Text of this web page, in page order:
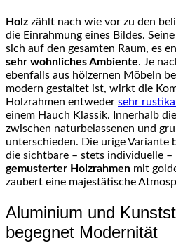
Holz zählt nach wie vor zu den
die Einrahmung eines Bildes. Seine
sich auf den gesamten Raum, es
sehr wohnliches Ambiente. Je
ebenfalls aus hölzernen Möbeln
modern gestaltet ist, wirkt die
Holzrahmen entweder sehr rustikal
einem Hauch Klassik. Innerhalb
zwischen naturbelassenen und
unterschieden. Die urige Variante
die sichtbare – stets individuelle –
gemusterter Holzrahmen mit
zaubert eine majestätische
Aluminium und
begegnet Modernität